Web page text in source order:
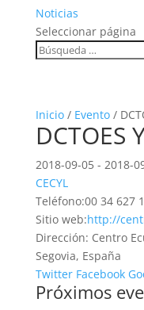
Noticias
Seleccionar página
Inicio/ Evento/
DCTOES
2018-09-05 - 2018-
CECYL
Teléfono:00 34 627
Sitio web:http://
Dirección: Centro
Segovia, España
Twitter Facebook
Próximos